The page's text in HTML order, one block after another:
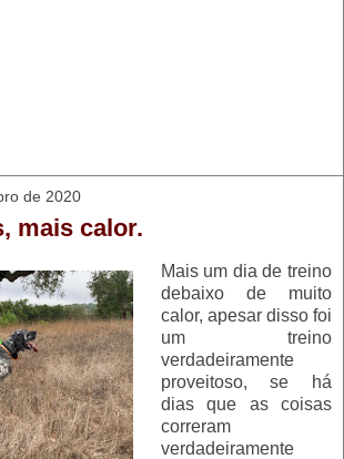
de 2020
mais calor.
Mais um dia de treino
debaixo de muito
calor, apesar disso foi
um treino
verdadeiramente
proveitoso, se há
dias que as coisas
correram
verdadeiramente